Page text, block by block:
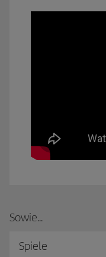
Sowie...
Spiele